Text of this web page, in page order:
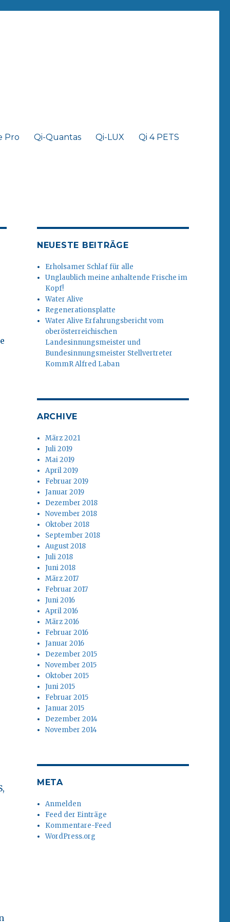
Pro Qi-Quantas Qi-LUX Qi 4 PETS
NEUESTE BEITRÄGE
Erholsamer Schlaf für alle
Unglaublich meine anhaltende Frische im
Kopf!
Water Alive
Regenerationsplatte
Water Alive Erfahrungsbericht vom
oberösterreichischen
Landesinnungsmeister und
Bundesinnungsmeister Stellvertreter
KommR Alfred Laban
ARCHIVE
März 2021
Juli 2019
Mai 2019
April 2019
Februar 2019
Januar 2019
Dezember 2018
November 2018
Oktober 2018
September 2018
August 2018
Juli 2018
Juni 2018
März 2017
Februar 2017
Juni 2016
April 2016
März 2016
Februar 2016
Januar 2016
Dezember 2015
November 2015
Oktober 2015
Juni 2015
Februar 2015
Januar 2015
Dezember 2014
November 2014
META
Anmelden
Feed der Einträge
Kommentare-Feed
WordPress.org